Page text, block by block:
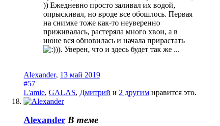
)) Ежедневно просто заливал их водой,
опрыскивал, но вроде все обошлось. Первая
на снимке тоже как-то неуверенно
приживалась, растеряла много хвои, а в
июне вся обновилась и начала прирастать
)). Уверен, что и здесь будет так же ...
Alexander, 13 май 2019
#57
L'amie, GALAS, Дмитрий и 2 другим нравится это.
Alexander В теме